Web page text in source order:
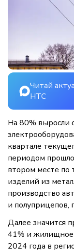
Читай
НТС
На 80% выросли
квартале
периодом
втором месте по
изделий из
производство
и полуприцепов,
Далее значится
41% и жилищное
2024 года в